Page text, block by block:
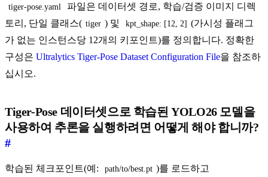
tiger-pose.yaml
파일은 데이터셋 경로, 학습/검증 이미지 디렉
토리, 단일 클래스( tiger ) 및 kpt_shape: [12, 2] (가시성 플래그
가 없는 인스턴스당 12개의 키포인트)를 정의합니다. 정확한
구성은 Ultralytics Tiger-Pose Dataset Configuration File을 참조하
십시오.
Tiger-Pose 데이터셋으로 학습된 YOLO26 모델을
사용하여 추론을 실행하려면 어떻게 해야 합니까?
#
학습된 체크포인트(예: path/to/best.pt )를 로드하고